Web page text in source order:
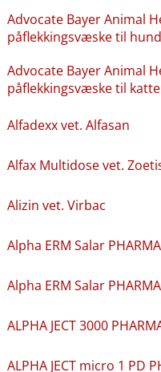
Advocate Bayer Animal
påflekkingsvæske til
Advocate Bayer Animal
påflekkingsvæske til
Alfadexx vet. Alfasan
Alfax Multidose vet.
Alizin vet. Virbac
Alpha ERM Salar
Alpha ERM Salar
ALPHA JECT 3000
ALPHA JECT micro 1 PD